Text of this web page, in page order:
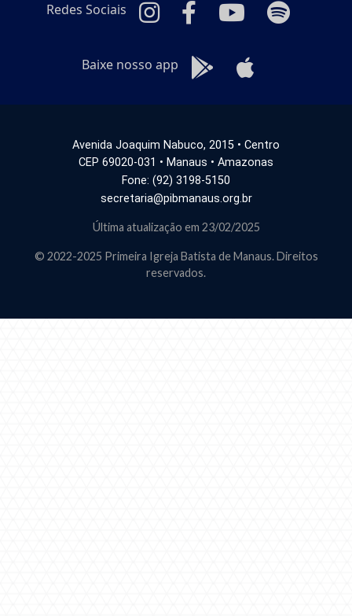
Redes Sociais
Baixe nosso app
Avenida Joaquim Nabuco, 2015 • Centro
CEP 69020-031 • Manaus • Amazonas
Fone: (92) 3198-5150
secretaria@pibmanaus.org.br
Última atualização em 23/02/2025
© 2022-2025 Primeira Igreja Batista de Manaus. Direitos
reservados.